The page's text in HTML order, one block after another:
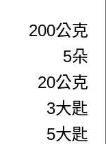
200公克
5朵
20公克
3大匙
5大匙